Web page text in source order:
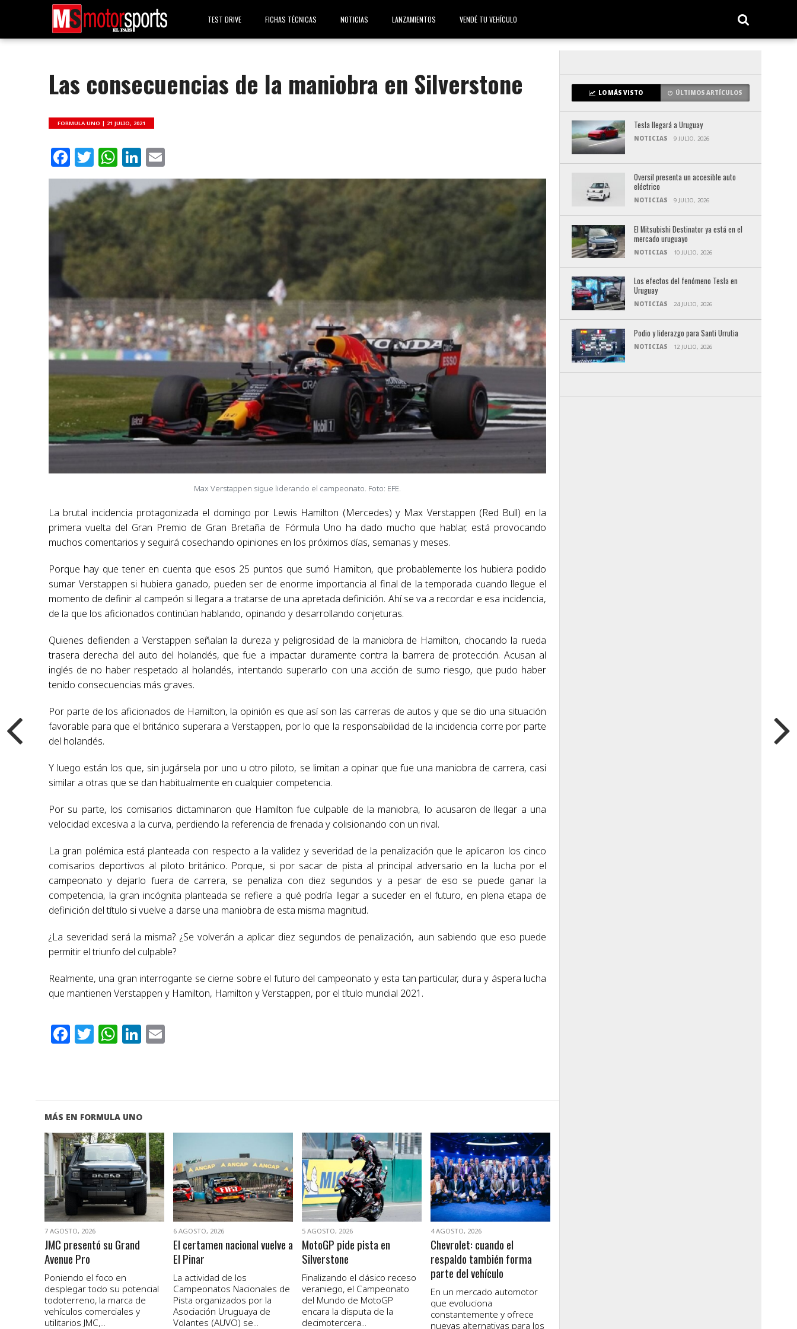
TEST DRIVE FICHAS TÉCNICAS NOTICIAS LANZAMIENTOS VENDÉ TU VEHÍCULO
Las consecuencias de la maniobra en Silverstone
FORMULA UNO |21 JULIO, 2021
Facebook
Twitter
WhatsApp
LinkedIn
Max Verstappen sigue liderando el campeonato. Foto: EFE.
La brutal incidencia protagonizada el domingo por Lewis Hamilton (Mercedes) y Max Verstappen (Red Bull) en la
primera vuelta del Gran Premio de Gran Bretaña de Fórmula Uno ha dado mucho que hablar, está provocando
muchos comentarios y seguirá cosechando opiniones en los próximos días, semanas y meses.
Porque hay que tener en cuenta que esos 25 puntos que sumó Hamilton, que probablemente los hubiera podido
sumar Verstappen si hubiera ganado, pueden ser de enorme importancia al final de la temporada cuando llegue el
momento de definir al campeón si llegara a tratarse de una apretada definición. Ahí se va a recordar e esa incidencia,
de la que los aficionados continúan hablando, opinando y desarrollando conjeturas.
Quienes defienden a Verstappen señalan la dureza y peligrosidad de la maniobra de Hamilton, chocando la rueda
trasera derecha del auto del holandés, que fue a impactar duramente contra la barrera de protección. Acusan al
inglés de no haber respetado al holandés, intentando superarlo con una acción de sumo riesgo, que pudo haber
tenido consecuencias más graves.
Por parte de los aficionados de Hamilton, la opinión es que así son las carreras de autos y que se dio una situación
favorable para que el británico superara a Verstappen, por lo que la responsabilidad de la incidencia corre por parte
del holandés.
Y luego están los que, sin jugársela por uno u otro piloto, se limitan a opinar que fue una maniobra de carrera, casi
similar a otras que se dan habitualmente en cualquier competencia.
Por su parte, los comisarios dictaminaron que Hamilton fue culpable de la maniobra, lo acusaron de llegar a una
velocidad excesiva a la curva, perdiendo la referencia de frenada y colisionando con un rival.
La gran polémica está planteada con respecto a la validez y severidad de la penalización que le aplicaron los cinco
comisarios deportivos al piloto británico. Porque, si por sacar de pista al principal adversario en la lucha por el
campeonato y dejarlo fuera de carrera, se penaliza con diez segundos y a pesar de eso se puede ganar la
competencia, la gran incógnita planteada se refiere a qué podría llegar a suceder en el futuro, en plena etapa de
definición del título si vuelve a darse una maniobra de esta misma magnitud.
¿La severidad será la misma? ¿Se volverán a aplicar diez segundos de penalización, aun sabiendo que eso puede
permitir el triunfo del culpable?
Realmente, una gran interrogante se cierne sobre el futuro del campeonato y esta tan particular, dura y áspera lucha
que mantienen Verstappen y Hamilton, Hamilton y Verstappen, por el título mundial 2021.
Facebook
Twitter
WhatsApp
LinkedIn
MÁS EN FORMULA UNO
VER NOTA
7 AGOSTO, 2026
JMC presentó su Grand
Avenue Pro
Poniendo el foco en
desplegar todo su potencial
todoterreno, la marca de
vehículos comerciales y
utilitarios JMC,...
VER NOTA
6 AGOSTO, 2026
El certamen nacional vuelve a
El Pinar
La actividad de los
Campeonatos Nacionales de
Pista organizados por la
Asociación Uruguaya de
Volantes (AUVO) se...
VER NOTA
5 AGOSTO, 2026
MotoGP pide pista en
Silverstone
Finalizando el clásico receso
veraniego, el Campeonato
del Mundo de MotoGP
encara la disputa de la
decimotercera...
VER NOTA
4 AGOSTO, 2026
Chevrolet: cuando el
respaldo también forma
parte del vehículo
En un mercado automotor
que evoluciona
constantemente y ofrece
nuevas alternativas para los
LO MÁS VISTO ÚLTIMOS ARTÍCULOS
Tesla llegará a Uruguay
NOTICIAS 9 JULIO, 2026
Oversil presenta un accesible auto
eléctrico
NOTICIAS 9 JULIO, 2026
El Mitsubishi Destinator ya está en el
mercado uruguayo
NOTICIAS 10 JULIO, 2026
Los efectos del fenómeno Tesla en
Uruguay
NOTICIAS 24 JULIO, 2026
Podio y liderazgo para Santi Urrutia
NOTICIAS 12 JULIO, 2026